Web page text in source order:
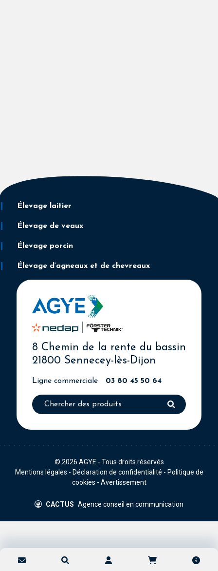
Élevage laitier
Élevage de veaux
Élevage porcin
Élevage d’agneaux et de chevreaux
8 Chemin de la rente du bassin
21800 Sennecey-lès-Dijon
Ligne commerciale 03 80 45 50 64
© 2026 AGYE - Tous droits réservés
Mentions légales - Déclaration de confidentialité - Politique de
cookies - Avertissement
CACTUS Agence conseil en communication